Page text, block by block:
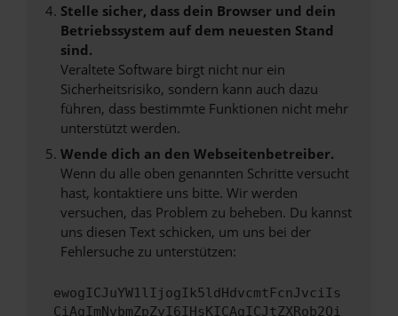
Stelle sicher, dass dein Browser und dein
Betriebssystem auf dem neuesten Stand
sind.
Veraltete Software birgt nicht nur ein
Sicherheitsrisiko, sondern kann auch dazu
führen, dass bestimmte Funktionen nicht mehr
unterstützt werden.
Wende dich an den Webseitenbetreiber.
Wenn du alle oben genannten Schritte versucht
hast, kontaktiere uns bitte. Wir werden
versuchen, das Problem zu beheben. Du kannst
uns diesen Text schicken, um uns bei der
Fehlersuche zu unterstützen:
ewogICJuYW1lIjogIk5ldHdvcmtFcnJvciIs
CiAgImNvbmZpZyI6IHsKICAgICJtZXRob2Qi